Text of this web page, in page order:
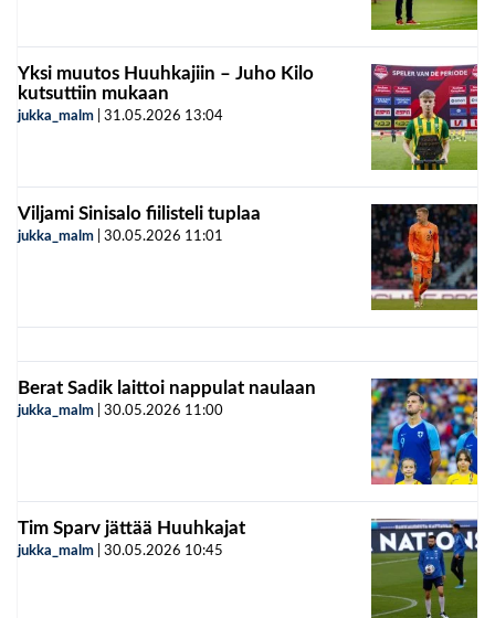
Yksi muutos Huuhkajiin – Juho Kilo
kutsuttiin mukaan
jukka_malm 31.05.2026 13:04
Viljami Sinisalo fiilisteli tuplaa
jukka_malm 30.05.2026 11:01
Berat Sadik laittoi nappulat naulaan
jukka_malm 30.05.2026 11:00
Tim Sparv jättää Huuhkajat
jukka_malm 30.05.2026 10:45